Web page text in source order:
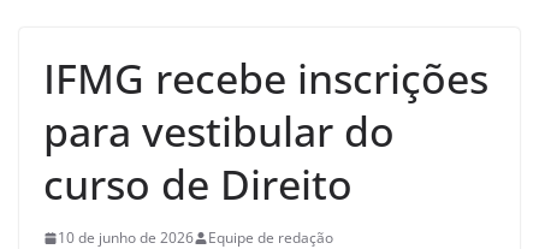
IFMG recebe inscrições
para vestibular do
curso de Direito
10 de junho de 2026 Equipe de redação